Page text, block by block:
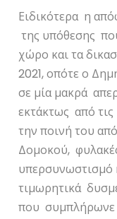
Ειδικότερα η
της υπόθεσης
χώρο και τα
2021, οπότε ο
σε μία μακρά
εκτάκτως από
την ποινή του
Δομοκού,
υπερσυνωστισμό
τιμωρητικά
που συμπλήρωνε